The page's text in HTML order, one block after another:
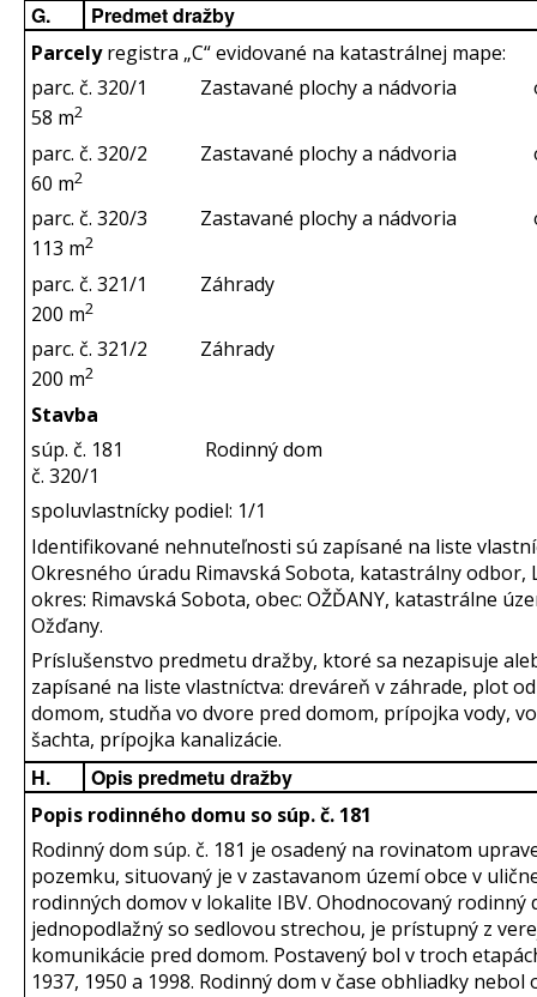
G. Predmet dražby
Parcelyregistra „C“ evidované na katastrálnej mape:
parc. č. 320/1 Zastavané plochy a nádvoria o
58 m2
parc. č. 320/2 Zastavané plochy a nádvoria o
60 m2
parc. č. 320/3 Zastavané plochy a nádvoria o
113 m2
parc. č. 321/1 Záhrady o
200 m2
parc. č. 321/2 Záhrady o
200 m2
Stavba
súp. č. 181 Rodinný dom na
č. 320/1
spoluvlastnícky podiel: 1/1
Identifikované nehnuteľnosti sú zapísané na liste
Okresného úradu Rimavská Sobota, katastrálny odbor,
okres: Rimavská Sobota, obec: OŽĎANY, katastrálne
Ožďany.
Príslušenstvo predmetu dražby, ktoré sa nezapisuje
zapísané na liste vlastníctva: dreváreň v záhrade, plot
domom, studňa vo dvore pred domom, prípojka vody,
šachta, prípojka kanalizácie.
H. Opis predmetu dražby
Popis rodinného domu so súp. č. 181
Rodinný dom súp. č. 181 je osadený na rovinatom
pozemku, situovaný je v zastavanom území obce v
rodinných domov v lokalite IBV. Ohodnocovaný rodinný
jednopodlažný so sedlovou strechou, je prístupný z
komunikácie pred domom. Postavený bol v troch
1937, 1950 a 1998. Rodinný dom v čase obhliadky nebol